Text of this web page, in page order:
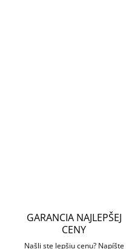
GARANCIA NAJLEPŠEJ
CENY
Našli ste lepšiu cenu? Napíšte